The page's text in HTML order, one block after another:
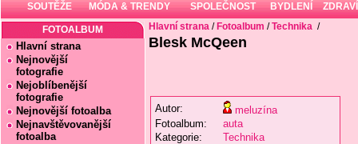
SOUTĚŽE MÓDA & TRENDY SPOLEČNOST BYDLENÍ ZDRAVÍ
FOTOALBUM
Hlavní strana
Nejnovější
fotografie
Nejoblíbenější
fotografie
Nejnovější fotoalba
Nejnavštěvovanější
fotoalba
Hlavní strana / Fotoalbum /Technika /
Blesk McQeen
Autor:
meluzína
Fotoalbum:
auta
Kategorie:
Technika